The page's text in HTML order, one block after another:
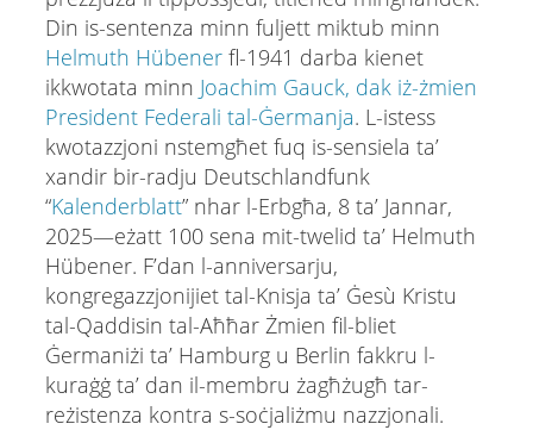
Din is-sentenza minn fuljett miktub minn
Helmuth Hübenerfl-1941 darba kienet
ikkwotata minn Joachim Gauck, dak iż-żmien
President Federali tal-Ġermanja. L-istess
kwotazzjoni nstemgħet fuq is-sensiela ta’
xandir bir-radju Deutschlandfunk
“Kalenderblatt” nhar l-Erbgħa, 8 ta’ Jannar,
2025—eżatt 100 sena mit-twelid ta’ Helmuth
Hübener. F’dan l-anniversarju,
kongregazzjonijiet tal-Knisja ta’ Ġesù Kristu
tal-Qaddisin tal-Aħħar Żmien fil-bliet
Ġermaniżi ta’ Hamburg u Berlin fakkru l-
kuraġġ ta’ dan il-membru żagħżugħ tar-
reżistenza kontra s-soċjaliżmu nazzjonali.